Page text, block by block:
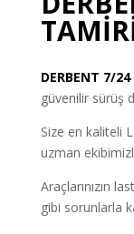
DERBENT 7/24
güvenilir sürüş
Size en kaliteli
uzman
Araçlarınızın
gibi sorunlarla